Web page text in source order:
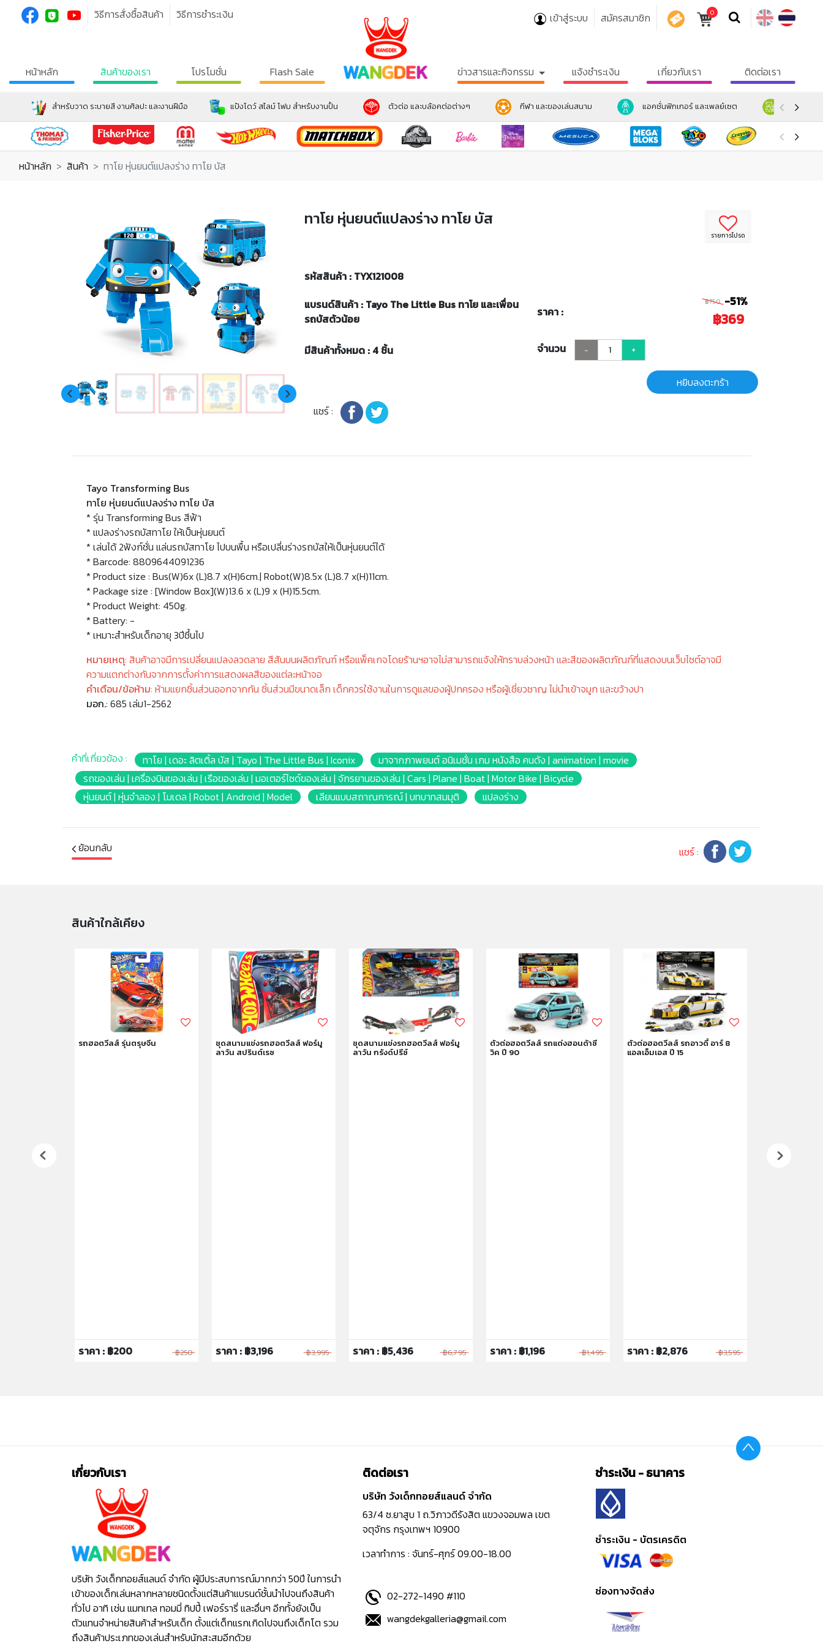
วิธีการสั่งซื้อสินค้า วิธีการชำระเงิน เข้าสู่ระบบ สมัครสมาชิก 0
หน้าหลัก สินค้าของเรา โปรโมชั่น Flash Sale ข่าวสารและกิจกรรม แจ้งชำระเงิน เกี่ยวกับเรา ติดต่อเรา
สำหรับวาด ระบายสี งานศิลปะ และงานฝีมือ แป้งโดว์ สไลม์ โฟม สำหรับงานปั้น ตัวต่อ และบล้อคต่อต่างๆ กีฬา และของเล่นสนาม แอคชั่นฟิกเกอร์ และเพลย์เซต ตุ๊กตา แล
หน้าหลัก สินค้า ทาโย หุ่นยนต์แปลงร่าง ทาโย บัส
รายการโปรด
ทาโย หุ่นยนต์แปลงร่าง ทาโย บัส
รหัสสินค้า : TYX121008
แบรนด์สินค้า : Tayo The Little Bus ทาโย และเพื่อน
รถบัสตัวน้อย
ราคา :
฿750 -51%
฿369
มีสินค้าทั้งหมด : 4 ชิ้น จำนวน - +
หยิบลงตะกร้า
แชร์ :
Tayo Transforming Bus
ทาโย หุ่นยนต์แปลงร่าง ทาโย บัส
* รุ่น Transforming Bus สีฟ้า
* แปลงร่างรถบัสทาโย ให้เป็นหุ่นยนต์
* เล่นได้ 2ฟังก์ชั่น แล่นรถบัสทาโย ไปบนพื้น หรือเปลี่นร่างรถบัสให้เป็นหุ่นยนต์ได้
* Barcode: 8809644091236
* Product size : Bus(W)6x (L)8.7 x(H)6cm.| Robot(W)8.5x (L)8.7 x(H)11cm.
* Package size : [Window Box](W)13.6 x (L)9 x (H)15.5cm.
* Product Weight: 450g.
* Battery: -
* เหมาะสำหรับเด็กอายุ 3ปีชึ้นไป
หมายเหตุ: สินค้าอาจมีการเปลี่ยนแปลงลวดลาย สีสันบนผลิตภัณฑ์ หรือแพ็คเกจโดยร้านฯอาจไม่สามารถแจ้งให้ทราบล่วงหน้า และสีของผลิตภัณฑ์ที่แสดงบนเว็บไซต์อาจมี
ความแตกต่างกันจากการตั้งค่าการแสดงผลสีของแต่ละหน้าจอ
คำเตือน/ข้อห้าม: ห้ามแยกชิ้นส่วนออกจากกัน ชิ้นส่วนมีขนาดเล็ก เด็กควรใช้งานในการดูแลของผู้ปกครอง หรือผู้เชี่ยวชาญ ไม่นำเข้าจมูก และขว้างปา
มอก.: 685 เล่ม1-2562
คำที่เกี่ยวข้อง : ทาโย | เดอะ ลิตเติ้ล บัส | Tayo | The Little Bus | Iconix
มาจากภาพยนต์ อนิเมชั่น เกม หนังสือ คนดัง | animation | movie
รถของเล่น | เครื่องบินของเล่น | เรือของเล่น | มอเตอร์ไซด์ของเล่น | จักรยานของเล่น | Cars | Plane | Boat | Motor Bike | Bicycle
หุ่นยนต์ | หุ่นจำลอง | โมเดล | Robot | Android | Model
เลียนแบบสถาณการณ์ | บทบาทสมมุติ แปลงร่าง
ย้อนกลับ แชร์ :
สินค้าใกล้เคียง
1:64 (ประมาณ
รถฮอตวีลส์ รุ่นตรุษจีน
ราคา : ฿200 ฿250
ชุดสนามแข่งรถฮอตวีลส์ ฟอร์มู
ลาวัน สปรินต์เรซ
ราคา : ฿3,196 ฿3,995
ชุดสนามแข่งรถฮอตวีลส์ ฟอร์มู
ลาวัน กรังด์ปรีซ์
ราคา : ฿5,436 ฿6,795
ตัวต่อฮอตวีลส์ รถแต่งฮอนด้าซี
วิค ปี 90
ราคา : ฿1,196 ฿1,495
ตัวต่อฮอตวีลส์ รถอาวดี้ อาร์ 8
แอลเอ็มเอส ปี 15
ราคา : ฿2,876 ฿3,595
เกี่ยวกับเรา
บริษัท วังเด็กทอยส์แลนด์ จำกัด ผู้มีประสบการณ์มากกว่า 50ปี ในการนำ
เข้าของเด็กเล่นหลากหลายชนิดตั้งแต่สินค้าแบรนด์ชั้นนำไปจนถึงสินค้า
ทั่วไป อาทิ เช่น แมทเทล ทอมมี่ ทิปปี้ เฟอร์รารี่ และอื่นๆ อีกทั้งยังเป็น
ตัวแทนจำหน่ายสินค้าสำหรับเด็ก ตั้งแต่เด็กแรกเกิดไปจนถึงเด็กโต รวม
ถึงสินค้าประเภทของเล่นสำหรับนักสะสมอีกด้วย
ติดต่อเรา
บริษัท วังเด็กทอยส์แลนด์ จำกัด
63/4 ซ.ยาสูบ 1 ถ.วิภาวดีรังสิต แขวงจอมพล เขต
จตุจักร กรุงเทพฯ 10900
เวลาทำการ : จันทร์-ศุกร์ 09.00-18.00
02-272-1490 #110
wangdekgalleria@gmail.com
ชำระเงิน - ธนาคาร
ชำระเงิน - บัตรเครดิต
ช่องทางจัดส่ง